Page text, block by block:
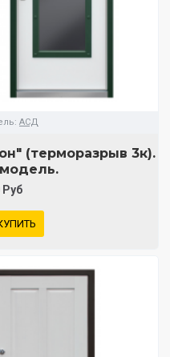
АСД
(терморазрыв 3к).
Руб